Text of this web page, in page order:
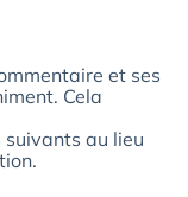
et ses
Cela
au lieu